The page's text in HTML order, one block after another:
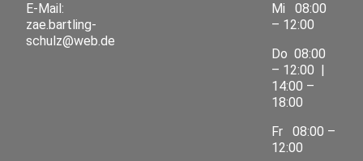
E-Mail:
zae.bartling-
schulz@web.de
Mi 08:00
– 12:00
Do 08:00
– 12:00 |
14:00 –
18:00
Fr 08:00 –
12:00